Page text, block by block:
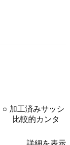
加工済みサッシ
比較的カンタ
詳細を表示